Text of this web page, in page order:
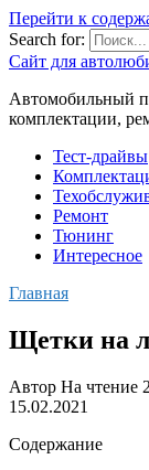
Перейти к
Search for:
Сайт для
Автомобильный
комплектации,
Тест-драйвы
Ремонт
Тюнинг
Интересное
Главная
Щетки на
Автор На чтение
15.02.2021
Содержание